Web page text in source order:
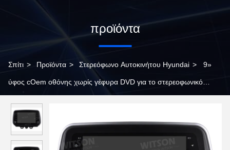
προϊόντα
Σπίτι > Προϊόντα > Στερεόφωνο Αυτοκινήτου Hyundai > 9»
ύφος cOem οθόνης χωρίς γέφυρα DVD για το στερεοφωνικό
Tucson IX35